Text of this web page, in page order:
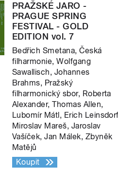
PRAŽSKÉ JARO -
PRAGUE SPRING
FESTIVAL - GOLD
EDITION vol. 7
Bedřich Smetana, Česká
filharmonie, Wolfgang
Sawallisch, Johannes
Brahms, Pražský
filharmonický sbor, Roberta
Alexander, Thomas Allen,
Lubomír Mátl, Erich
Miroslav Mareš, Jaroslav
Vašíček, Jan Málek, Zbyněk
Matějů
Koupit